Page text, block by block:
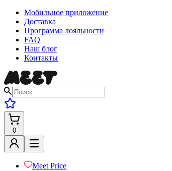
Мобильное приложение
Доставка
Программа лояльности
FAQ
Наш блог
Контакты
0
Meet Price